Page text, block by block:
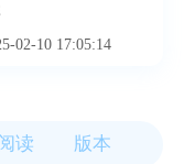
02-10 17:05:14
读 版本